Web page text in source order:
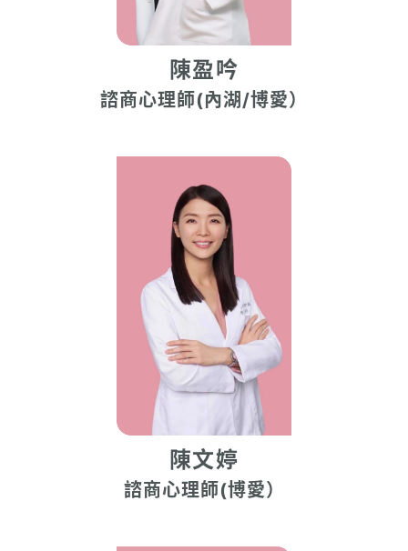
陳盈吟
諮商心理師(內湖/博愛）
陳文婷
諮商心理師(博愛）